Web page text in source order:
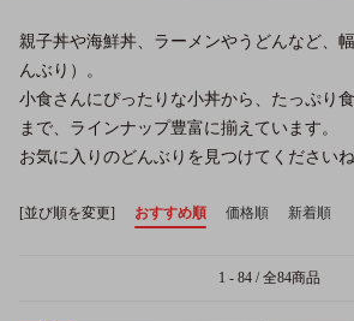
親子丼や海鮮丼、ラーメンやうどんなど、
んぶり）。
小食さんにぴったりな小丼から、たっぷり
まで、ラインナップ豊富に揃えています。
お気に入りのどんぶりを見つけてくださいね
[並び順を変更] おすすめ順 価格順 新着順
1 - 84 / 全84商品